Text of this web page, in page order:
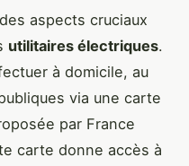
aspects cruciaux
utilitaires électriques.
à domicile, au
via une carte
par France
carte donne accès à